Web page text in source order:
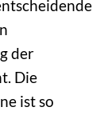
der
Die
ist so